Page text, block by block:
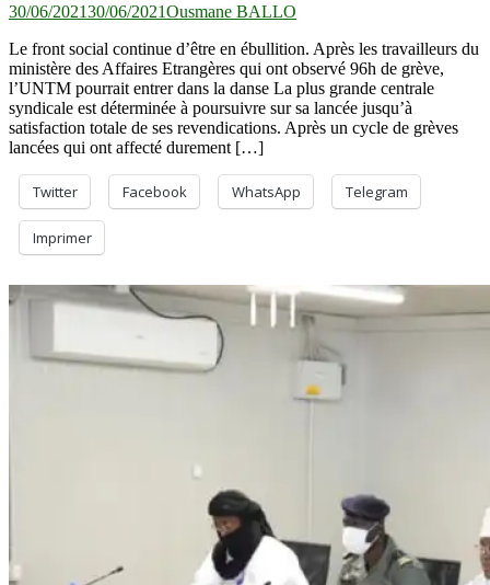
30/06/202130/06/2021Ousmane BALLO
Le front social continue d’être en ébullition. Après les travailleurs du
ministère des Affaires Etrangères qui ont observé 96h de grève,
l’UNTM pourrait entrer dans la danse La plus grande centrale
syndicale est déterminée à poursuivre sur sa lancée jusqu’à
satisfaction totale de ses revendications. Après un cycle de grèves
lancées qui ont affecté durement […]
Twitter Facebook WhatsApp Telegram
Imprimer